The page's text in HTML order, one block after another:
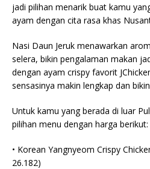
jadi pilihan menarik buat kamu
ayam dengan cita rasa khas
Nasi Daun Jeruk menawarkan
selera, bikin pengalaman makan
dengan ayam crispy favorit
sensasinya makin lengkap dan
Untuk kamu yang berada di luar
pilihan menu dengan harga berikut:
• Korean Yangnyeom Crispy
26.182)